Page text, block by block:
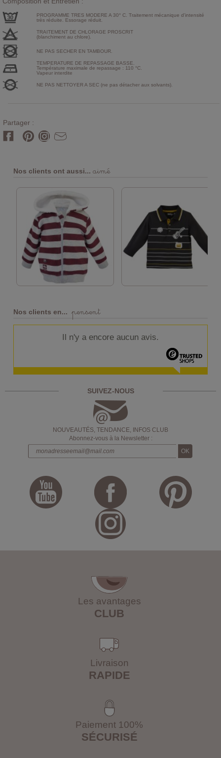
PROGRAMME TRES MODERE A 30° C. Traitement mécanique d'intensité
très réduite. Essorage réduit.
TRAITEMENT DE CHLORAGE PROSCRIT
(blanchiment au chlore).
NE PAS SECHER EN TAMBOUR.
TEMPERATURE DE REPASSAGE BASSE.
Température maximale de repassage : 110 °C.
Vapeur interdite
NE PAS NETTOYER A SEC (ne pas détacher aux solvants).
Partager :
Nos clients ont aussi... aimé
Nos clients en... pensent
Il n'y a encore aucun avis.
SUIVEZ-NOUS
NOUVEAUTÉS, TENDANCE, INFOS CLUB
Abonnez-vous à la Newsletter :
Les avantages
CLUB
Livraison
RAPIDE
Paiement 100%
SÉCURISÉ